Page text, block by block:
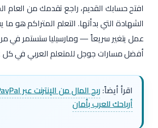
افتح حسابك القديم، راجع تقدمك من العام
الشهادة التي بدأتها. التعلم المتراكم هو
عمل يتغير سريعاً — ومارسيليا ستستمر في
أفضل مسارات جوجل للمتعلم العربي في كل
اقرأ أيضاً:
أرباحك للعرب بأمان